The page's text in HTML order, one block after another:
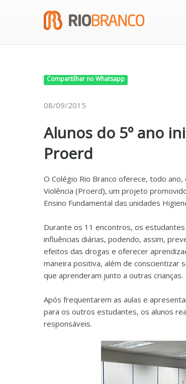
Compartilhar no Whatsapp
08/09/2015
Alunos do 5º ano
Proerd
O Colégio Rio Branco oferece, todo
Violência (Proerd), um projeto
Ensino Fundamental das unidades
Durante os 11 encontros, os
influências diárias, podendo, assim,
efeitos das drogas e oferecer
maneira positiva, além de conscientizar
que aprenderam junto a outras crianças.
Após frequentarem as aulas e
para os outros estudantes, os alunos
responsáveis.